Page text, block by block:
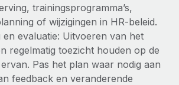
leider in de wereldwijde
zet zich sinds 2016...
trainingsprogramma’s,
of wijzigingen in HR-beleid.
en evaluatie: Uitvoeren van het
regelmatig toezicht houden op de
Pas het plan waar nodig aan
feedback en veranderende